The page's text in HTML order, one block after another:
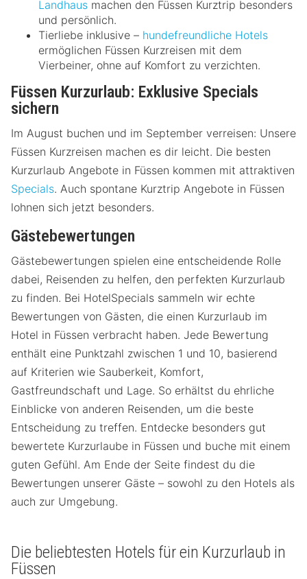
Landhaus machen den Füssen Kurztrip besonders
und persönlich.
Tierliebe inklusive – hundefreundliche Hotels
ermöglichen Füssen Kurzreisen mit dem
Vierbeiner, ohne auf Komfort zu verzichten.
Füssen Kurzurlaub: Exklusive Specials
sichern
Im August buchen und im September verreisen: Unsere
Füssen Kurzreisen machen es dir leicht. Die besten
Kurzurlaub Angebote in Füssen kommen mit attraktiven
Specials. Auch spontane Kurztrip Angebote in Füssen
lohnen sich jetzt besonders.
Gästebewertungen
Gästebewertungen spielen eine entscheidende Rolle
dabei, Reisenden zu helfen, den perfekten Kurzurlaub
zu finden. Bei HotelSpecials sammeln wir echte
Bewertungen von Gästen, die einen Kurzurlaub im
Hotel in Füssen verbracht haben. Jede Bewertung
enthält eine Punktzahl zwischen 1 und 10, basierend
auf Kriterien wie Sauberkeit, Komfort,
Gastfreundschaft und Lage. So erhältst du ehrliche
Einblicke von anderen Reisenden, um die beste
Entscheidung zu treffen. Entdecke besonders gut
bewertete Kurzurlaube in Füssen und buche mit einem
guten Gefühl. Am Ende der Seite findest du die
Bewertungen unserer Gäste – sowohl zu den Hotels als
auch zur Umgebung.
Die beliebtesten Hotels für ein Kurzurlaub in
Füssen